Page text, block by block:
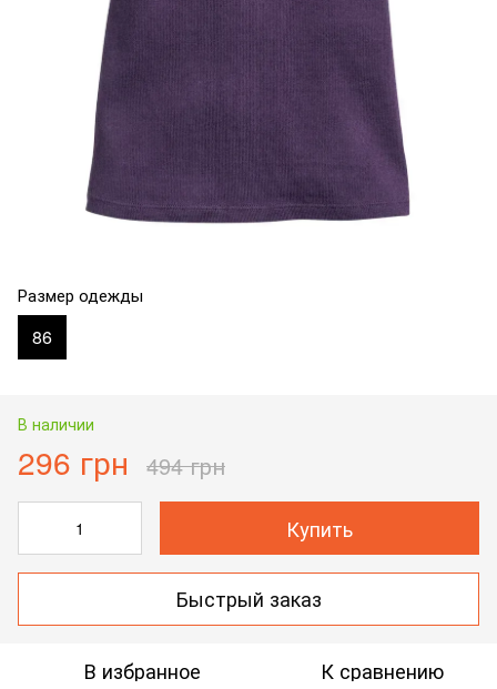
Размер одежды
86
В наличии
296 грн 494 грн
Купить
Быстрый заказ
В избранное К сравнению